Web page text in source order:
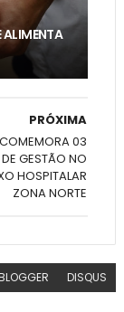
ALIMENTA
PRÓXIMA
03
GESTÃO NO
HOSPITALAR
ZONA NORTE
DISQUS